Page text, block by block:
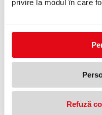
privire la modul în care
Refuză
Ghiozdan anatomic Urban S-